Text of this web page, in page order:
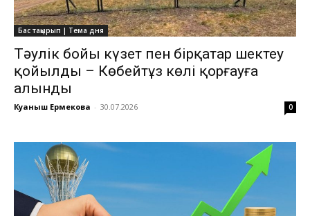
Бас тақырып | Тема дня
Тәулік бойы күзет пен бірқатар шектеу
қойылды – Көбейтұз көлі қорғауға
алынды
Куаныш Ермекова - 30.07.2026 0